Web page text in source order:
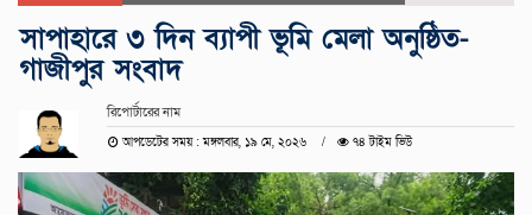
সাপাহারে ৩ দিন ব্যাপী ভূমি মেলা অনুষ্ঠিত-
গাজীপুর সংবাদ
রিপোর্টারের নাম
আপডেটের সময় : মঙ্গলবার, ১৯ মে, ২০২৬ ৭৪ টাইম ভিউ